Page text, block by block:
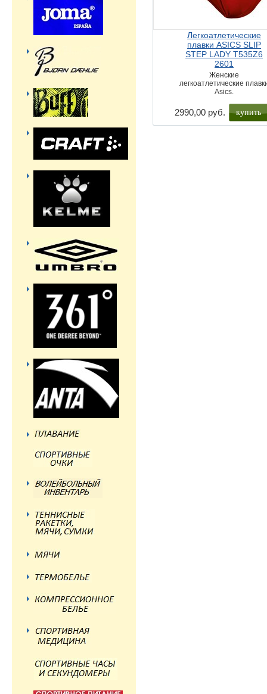
Легкоатлетические
плавки ASICS SLIP
STEP LADY T535Z6
2601
Женские
легкоатлетические
Asics.
2990,00 руб. купить